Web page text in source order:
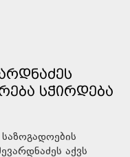
ᲡᲭᲘᲠᲓᲔᲑᲐ
აქვს